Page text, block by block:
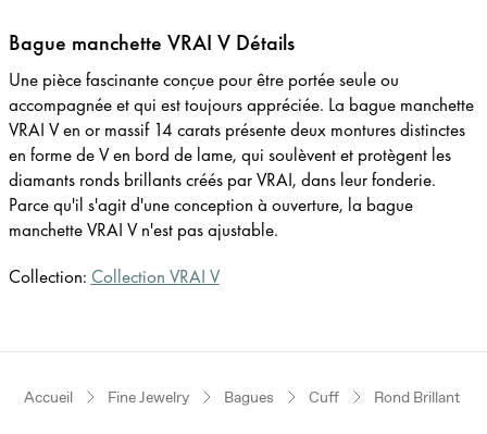
Bague manchette VRAI V Détails
Une pièce fascinante conçue pour être portée seule ou
accompagnée et qui est toujours appréciée. La bague manchette
VRAI V en or massif 14 carats présente deux montures distinctes
en forme de V en bord de lame, qui soulèvent et protègent les
diamants ronds brillants créés par VRAI, dans leur fonderie.
Parce qu'il s'agit d'une conception à ouverture, la bague
manchette VRAI V n'est pas ajustable.
Collection: Collection VRAI V
Accueil Fine Jewelry Bagues Cuff Rond Brillant